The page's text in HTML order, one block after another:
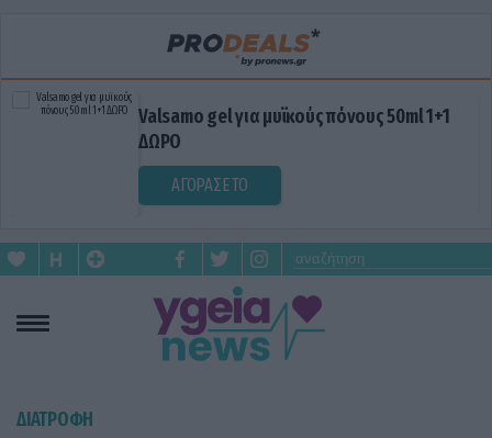
Valsamo gel για μυϊκούς πόνους 50ml 1+1
ΔΩΡΟ
ΑΓΟΡΑΣΕ ΤΟ
ΔΙΑΤΡΟΦΗ